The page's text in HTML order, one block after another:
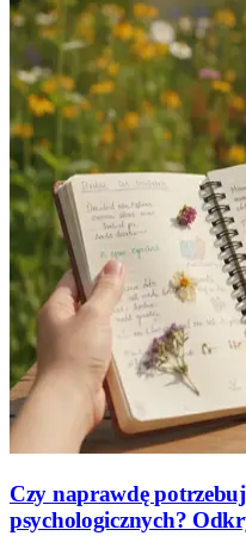
Czy naprawdę
psychologicznych?